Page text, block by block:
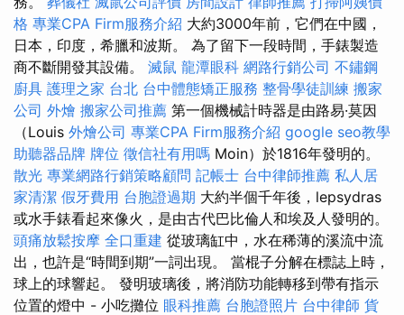
格 專業CPA Firm服務介紹 大約3000年前，它們在中國，
日本，印度，希臘和波斯。 為了留下一段時間，手錶製造
商不斷開發其設備。 滅鼠 龍潭眼科 網路行銷公司 不鏽鋼
廚具 護理之家 台北 台中體態矯正服務 整骨學徒訓練 搬家
公司 外燴 搬家公司推薦 第一個機械計時器是由路易·莫因
（Louis 外燴公司 專業CPA Firm服務介紹 google seo教學
助聽器品牌 牌位 徵信社有用嗎 Moin）於1816年發明的。
散光 專業網路行銷策略顧問 記帳士 台中律師推薦 私人居
家清潔 假牙費用 台胞證過期 大約半個千年後，lepsydras
或水手錶看起來像火，是由古代巴比倫人和埃及人發明的。
頭痛放鬆按摩 全口重建 從玻璃缸中，水在稀薄的溪流中流
出，也許是“時間到期”一詞出現。 當棍子分解在標誌上時，
球上的球響起。 發明玻璃後，將消防功能轉移到帶有指示
位置的燈中 - 小吃攤位 眼科推薦 台胞證照片 台中律師 貨